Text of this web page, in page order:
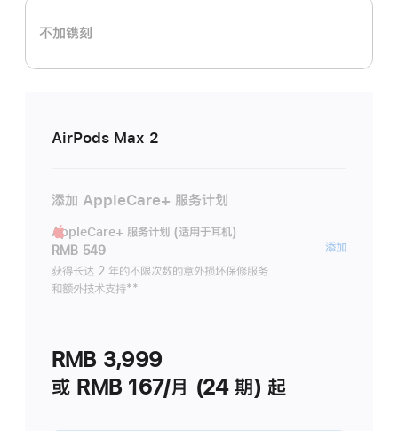
不加镌刻
AirPods Max 2
添加 AppleCare+ 服务计划
AppleCare+ 服务计划 (适用于耳机)
RMB 549
获得长达 2 年的不限次数的意外损坏保修服务
和额外技术支持脚
**
添加
RMB 3,999
或 RMB 167/月 (24 期) 起